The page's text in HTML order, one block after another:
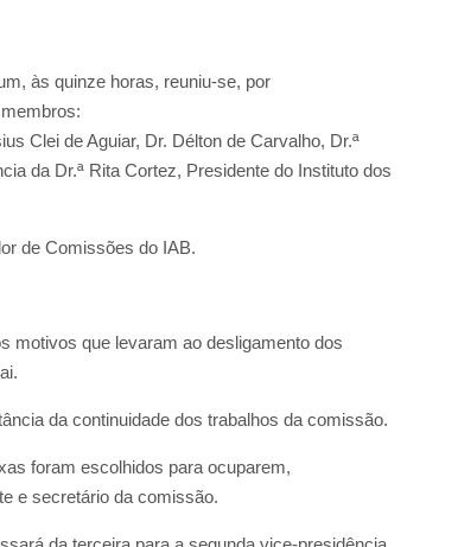
às quinze horas, reuniu-se, por
Clei de Aguiar, Dr. Délton de Carvalho, Dr.ª
da Dr.ª Rita Cortez, Presidente do Instituto dos
de Comissões do IAB.
motivos que levaram ao desligamento dos
da continuidade dos trabalhos da comissão.
foram escolhidos para ocuparem,
e secretário da comissão.